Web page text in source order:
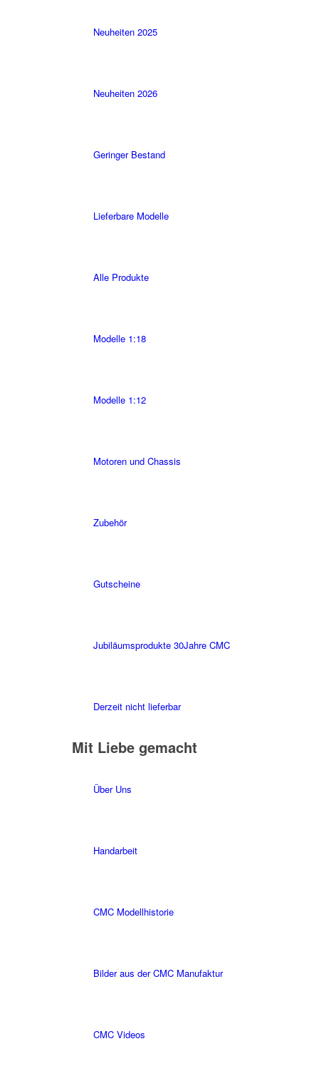
Neuheiten 2025
Neuheiten 2026
Geringer Bestand
Lieferbare Modelle
Alle Produkte
Modelle 1:18
Modelle 1:12
Motoren und Chassis
Zubehör
Gutscheine
Jubiläumsprodukte 30Jahre CMC
Derzeit nicht lieferbar
Mit Liebe gemacht
Über Uns
Handarbeit
CMC Modellhistorie
Bilder aus der CMC Manufaktur
CMC Videos